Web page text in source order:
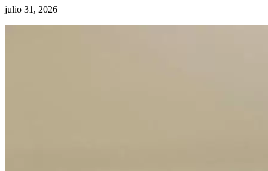
julio 31, 2026